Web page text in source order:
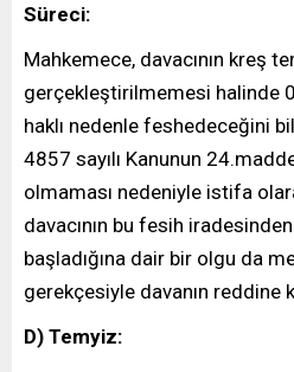
Süreci:
Mahkemece, davacının kreş
gerçekleştirilmemesi halinde
haklı nedenle feshedeceğini
4857 sayılı Kanunun
olmaması nedeniyle istifa
davacının bu fesih
başladığına dair bir olgu da
gerekçesiyle davanın reddine
D) Temyiz: